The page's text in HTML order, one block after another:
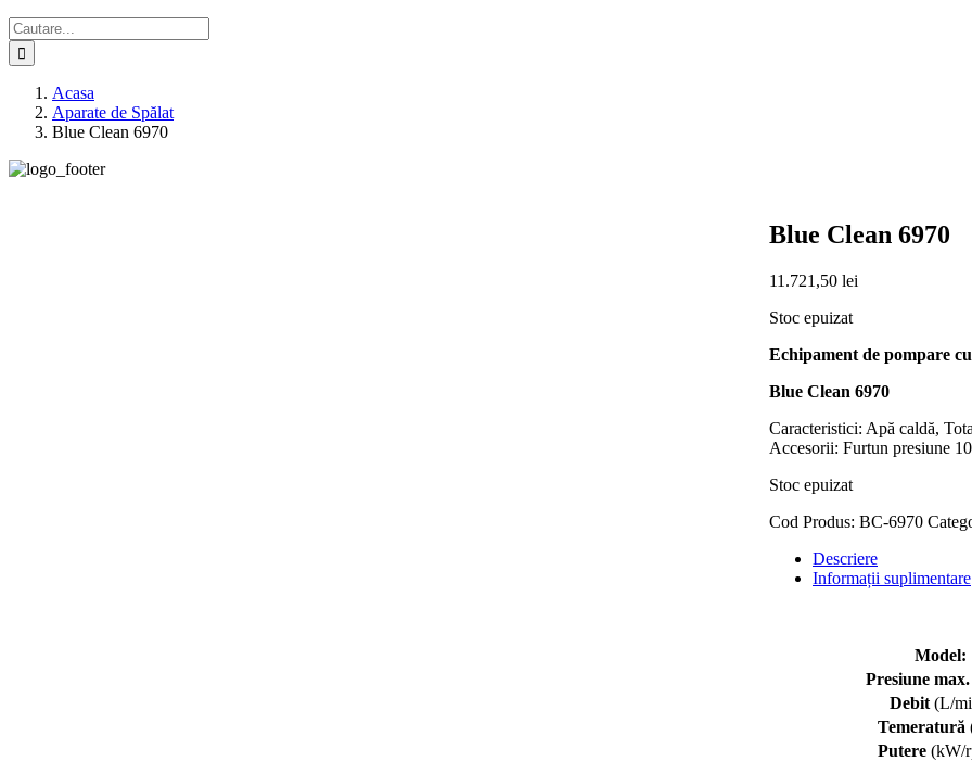
Cautare...
Acasa
Aparate de Spălat
Blue Clean 6970
Blue Clean 6970
11.721,50 lei
Stoc epuizat
Echipament de pompare
Blue Clean 6970
Caracteristici: Apă caldă,
Accesorii: Furtun presiune
Stoc epuizat
Cod Produs: BC-6970
Descriere
Informații suplimentare
Model:
Presiune max.
Debit (L/
Temeratură
Putere (kW/